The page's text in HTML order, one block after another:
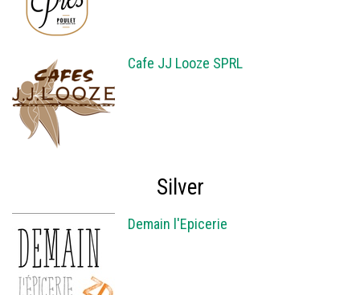
Cafe JJ Looze SPRL
Silver
Demain l'Epicerie